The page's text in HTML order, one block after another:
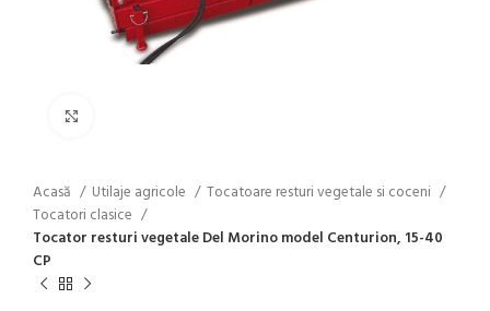
Acasă Utilaje agricole
Tocatoare resturi vegetale si coceni
Tocatori clasice
Tocator resturi vegetale Del Morino model Centurion, 15-40
CP